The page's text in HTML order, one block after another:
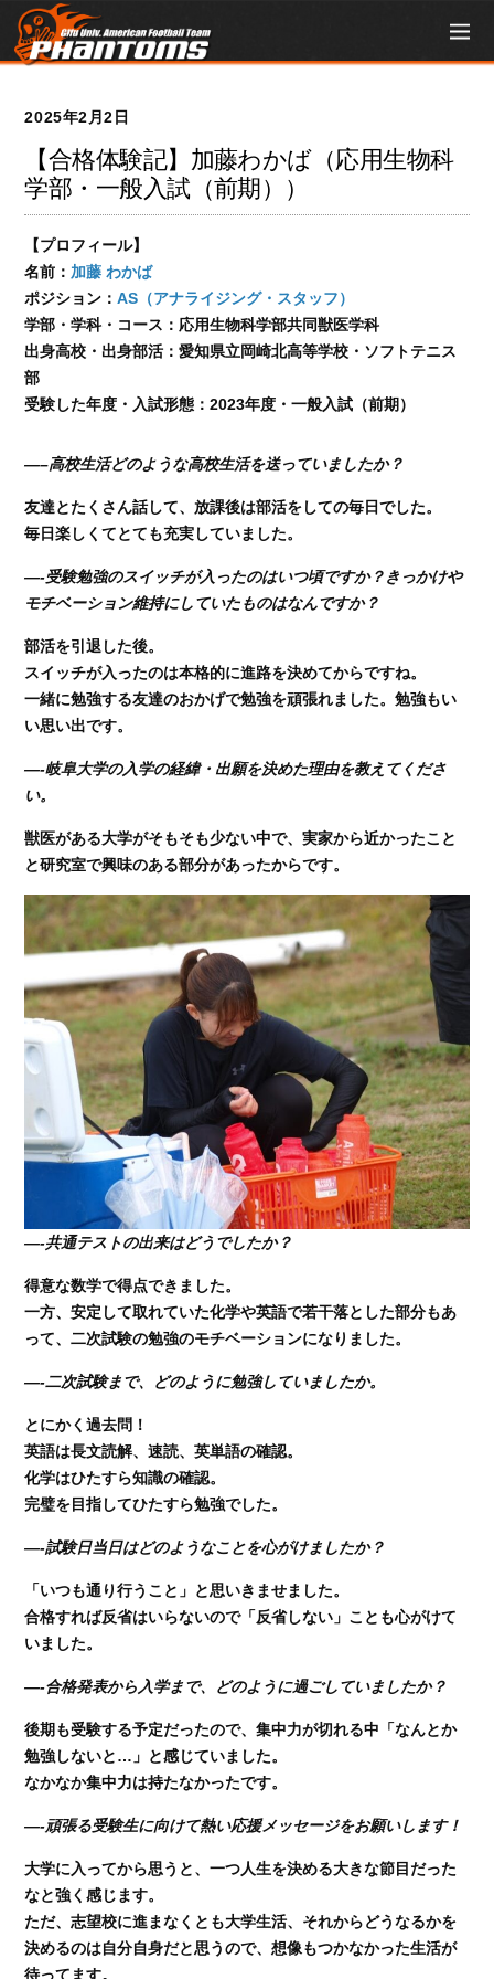
2025年2月2日
【合格体験記】加藤わかば（応用生物科
学部・一般入試（前期））
【プロフィール】
名前： 加藤 わかば
ポジション：AS（アナライジング・スタッフ）
学部・学科・コース：応用生物科学部共同獣医学科
出身高校・出身部活：愛知県立岡崎北高等学校・ソフトテニス
部
受験した年度・入試形態：2023年度・一般入試（前期）
—–高校生活どのような高校生活を送っていましたか？
友達とたくさん話して、放課後は部活をしての毎日でした。
毎日楽しくてとても充実していました。
—-受験勉強のスイッチが入ったのはいつ頃ですか？きっかけや
モチベーション維持にしていたものはなんですか？
部活を引退した後。
スイッチが入ったのは本格的に進路を決めてからですね。
一緒に勉強する友達のおかげで勉強を頑張れました。勉強もい
い思い出です。
—-岐阜大学の入学の経緯・出願を決めた理由を教えてくださ
い。
獣医がある大学がそもそも少ない中で、実家から近かったこと
と研究室で興味のある部分があったからです。
—-共通テストの出来はどうでしたか？
得意な数学で得点できました。
一方、安定して取れていた化学や英語で若干落とした部分もあ
って、二次試験の勉強のモチベーションになりました。
—-二次試験まで、どのように勉強していましたか。
とにかく過去問！
英語は長文読解、速読、英単語の確認。
化学はひたすら知識の確認。
完璧を目指してひたすら勉強でした。
—-試験日当日はどのようなことを心がけましたか？
「いつも通り行うこと」と思いきませました。
合格すれば反省はいらないので「反省しない」ことも心がけて
いました。
—-合格発表から入学まで、どのように過ごしていましたか？
後期も受験する予定だったので、集中力が切れる中「なんとか
勉強しないと…」と感じていました。
なかなか集中力は持たなかったです。
—-頑張る受験生に向けて熱い応援メッセージをお願いします！
大学に入ってから思うと、一つ人生を決める大きな節目だった
なと強く感じます。
ただ、志望校に進まなくとも大学生活、それからどうなるかを
決めるのは自分自身だと思うので、想像もつかなかった生活が
待ってます。